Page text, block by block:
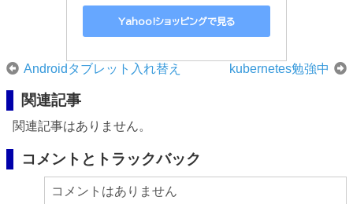
Yahoo!ショッピングで見る
Androidタブレット入れ替え kubernetes勉強中
関連記事
関連記事はありません。
コメントとトラックバック
コメントはありません